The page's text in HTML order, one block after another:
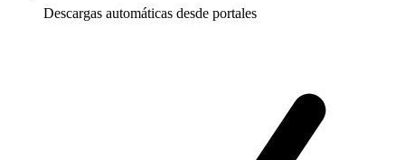
Descargas automáticas desde portales